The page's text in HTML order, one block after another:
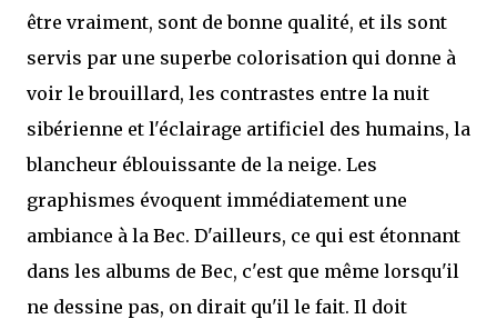
être vraiment, sont de bonne qualité, et ils sont
servis par une superbe colorisation qui donne à
voir le brouillard, les contrastes entre la nuit
sibérienne et l'éclairage artificiel des humains, la
blancheur éblouissante de la neige. Les
graphismes évoquent immédiatement une
ambiance à la Bec. D'ailleurs, ce qui est étonnant
dans les albums de Bec, c'est que même lorsqu'il
ne dessine pas, on dirait qu'il le fait. Il doit